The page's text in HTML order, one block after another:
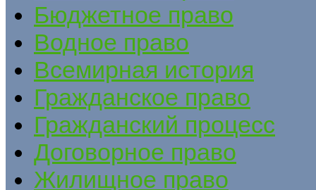
Бюджетное право
Водное право
Всемирная история
Гражданское право
Гражданский процесс
Договорное право
Жилищное право